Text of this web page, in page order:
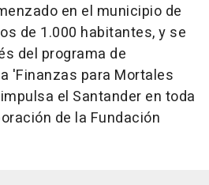
en el municipio de
de 1.000 habitantes, y se
del programa de
'Finanzas para Mortales
el Santander en toda
de la Fundación